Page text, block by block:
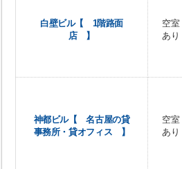
白壁ビル【 1階路面
店 】
空室
あり
神都ビル【 名古屋の貸
事務所・貸オフィス 】
空室
あり